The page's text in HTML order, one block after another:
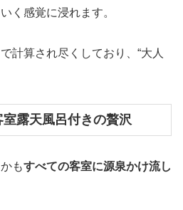
く感覚に浸れます。
計算され尽くしており、“大人
露天風呂付きの贅沢
もすべての客室に源泉かけ流し